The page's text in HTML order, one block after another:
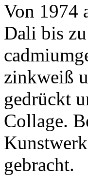
Von 1974
Dali bis
zinkweiß
gedrückt
Collage.
gebracht.